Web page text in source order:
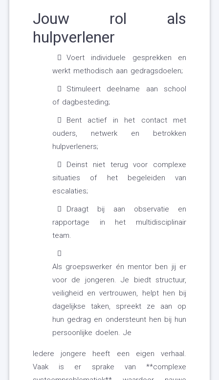
Jouw rol als
hulpverlener
Voert individuele gesprekken en
werkt methodisch aan gedragsdoelen;
Stimuleert deelname aan school
of dagbesteding;
Bent actief in het contact met
ouders, netwerk en betrokken
hulpverleners;
Deinst niet terug voor complexe
situaties of het begeleiden van
escalaties;
Draagt bij aan observatie en
rapportage in het multidisciplinair
team.
Als groepswerker én mentor ben jij er
voor de jongeren. Je biedt structuur,
veiligheid en vertrouwen, helpt hen bij
dagelijkse taken, spreekt ze aan op
hun gedrag en ondersteunt hen bij hun
persoonlijke doelen. Je
Iedere jongere heeft een eigen verhaal.
Vaak is er sprake van **complexe